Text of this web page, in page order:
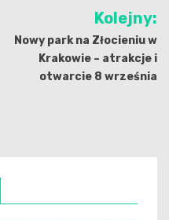
Kolejny:
Nowy park na Złocieniu w
Krakowie – atrakcje i
otwarcie 8 września